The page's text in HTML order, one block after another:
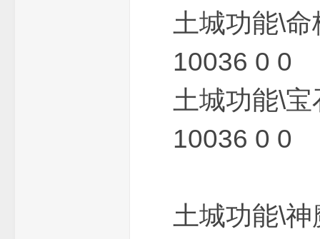
土城功能
10036 0 0
土城功能
10036 0 0
土城功能